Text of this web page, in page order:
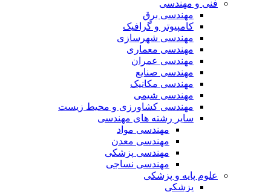
فنی و مهندسی
مهندسی برق
کامپیوتر و گرافیک
مهندسی شهرسازی
مهندسی معماری
مهندسی عمران
مهندسی صنایع
مهندسی مکانیک
مهندسی شیمی
مهندسی کشاورزی و محیط زیست
سایر رشته های مهندسی
مهندسی مواد
مهندسی معدن
مهندسی پزشکی
مهندسی نساجی
علوم پایه و پزشکی
پزشکی